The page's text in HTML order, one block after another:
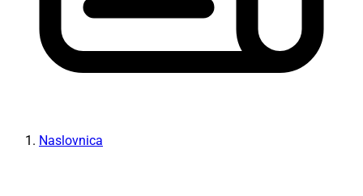
Naslovnica